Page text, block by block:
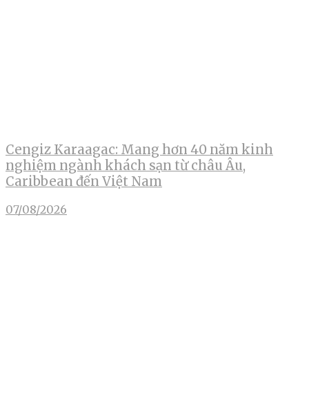
Cengiz Karaagac: Mang hơn 40 năm kinh
nghiệm ngành khách sạn từ châu Âu,
Caribbean đến Việt Nam
07/08/2026